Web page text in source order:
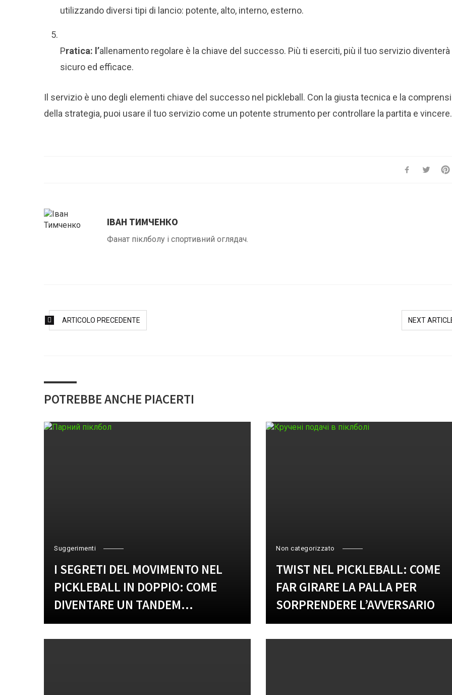
utilizzando diversi tipi di lancio: potente, alto, interno, esterno.
Pratica: l’allenamento regolare è la chiave del successo. Più ti eserciti, più il tuo servizio diventerà
sicuro ed efficace.
Il servizio è uno degli elementi chiave del successo nel pickleball. Con la giusta tecnica e la
della strategia, puoi usare il tuo servizio come un potente strumento per controllare la partita e vincere.
ІВАН ТИМЧЕНКО
Фанат піклболу і спортивний оглядач.
ARTICOLO PRECEDENTE NEXT
POTREBBE ANCHE PIACERTI
Suggerimenti
I SEGRETI DEL MOVIMENTO NEL
PICKLEBALL IN DOPPIO: COME
DIVENTARE UN TANDEM
INVINCIBILE
Non categorizzato
TWIST NEL PICKLEBALL: COME
FAR GIRARE LA PALLA PER
SORPRENDERE L’AVVERSARIO